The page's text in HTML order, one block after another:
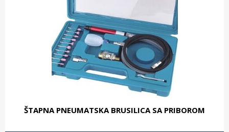
ŠTAPNA PNEUMATSKA BRUSILICA SA PRIBOROM